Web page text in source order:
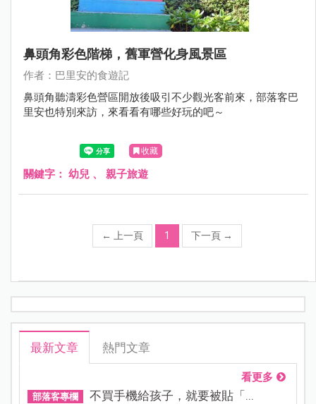
鼻頭角彩色階梯，舊軍營化身風景區
作者：巴里安的食遊記
鼻頭角聽濤彩色營區開放後吸引不少觀光客前來，部落客巴
里安也特別來訪，來看看有哪些好玩的吧～
收藏
關鍵字： 幼兒 、 親子旅遊
← 上一頁 1 下一頁 →
最新文章 熱門文章
看更多
部落客專欄 不買手機給孩子，就要被貼「...